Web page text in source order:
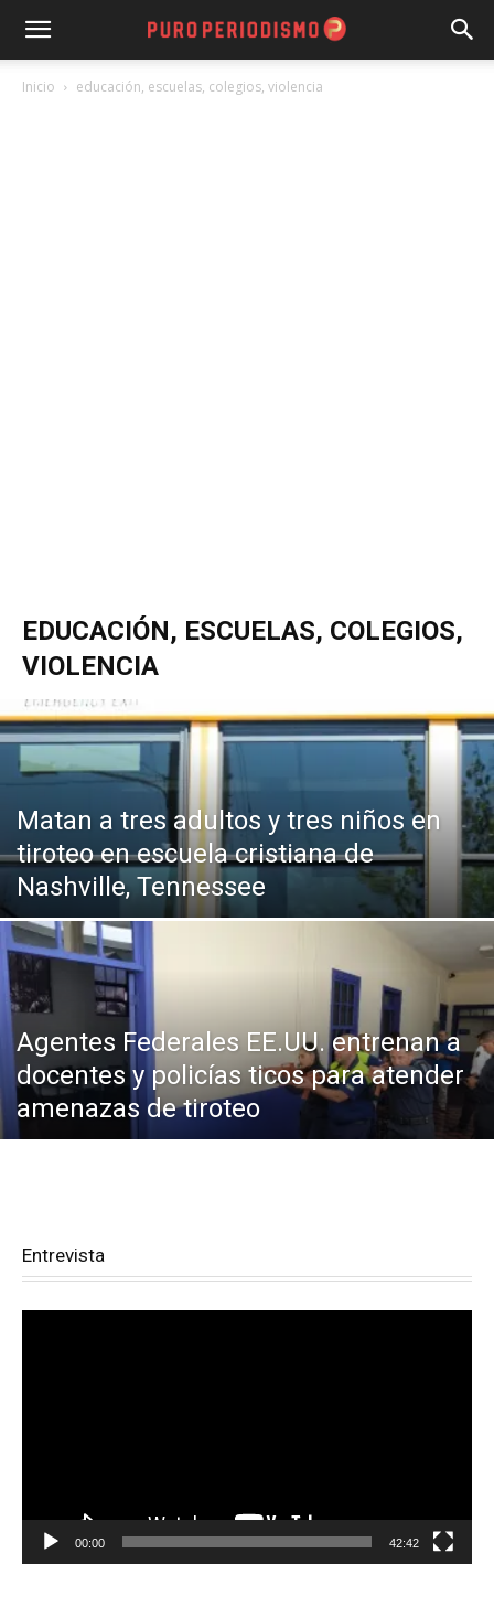
Inicio educación, escuelas, colegios, violencia
EDUCACIÓN, ESCUELAS, COLEGIOS,
VIOLENCIA
Matan a tres adultos y tres niños en
tiroteo en escuela cristiana de
Nashville, Tennessee
Agentes Federales EE.UU. entrenan a
docentes y policías ticos para atender
amenazas de tiroteo
Entrevista
00:00 42:42